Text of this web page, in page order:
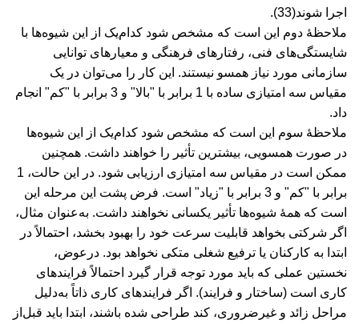
اجرا شوند(33).
ملاحظۀ دوم این است که مشخص شود کدام‌یک از این شیوه‌ها با
شایستگی‌های فنی، رفتارهای فرهنگی و معیارهای توانایی
سازمانی مورد نیاز همسو نیستند. این کار را می‌توان در یک
مقیاس سه امتیازی ساده با 1 برابر با "بالا" و 3 برابر با "کم" انجام
داد.
ملاحظۀ سوم این است که مشخص شود کدام‌یک از این شیوه‌ها
در صورت همسویی، بیشترین تأثیر را خواهند داشت. همچنین
ممکن است در مقیاس سه امتیازی ارزیابی شود. در این حالت، 1
برابر با "کم" و 3 برابر با "زیاد" است. فرض پشت این مرحله ‌این
است که همۀ شیوه‌ها تأثیر یکسانی نخواهند داشت. به‌عنوان مثال،
اگر شرکتی بخواهد قابلیت سرعت خود را بهبود بخشد، احتمالاً در
ابتدا به کارکنان یا ترفیع شغلی متکی نخواهد بود. درعوض،
نخستین عملی که باید مورد توجه قرار گیرد احتمالاً فرایندهای
کاری است (ساختار و فرایند). اگر فرایندهای کاری ذاتاً به‌دلیل
مراحل زائد و غیر‌ضروری، کند طراحی شده باشند، ابتدا باید قبل‌از